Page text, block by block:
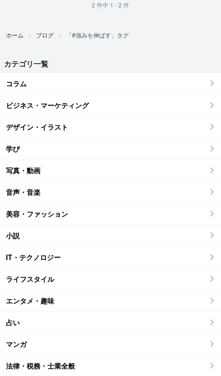
2 件中 1 - 2 件
ホーム ブログ 「#強みを伸ばす」タグ
カテゴリ一覧
コラム
ビジネス・マーケティング
デザイン・イラスト
学び
写真・動画
音声・音楽
美容・ファッション
小説
IT・テクノロジー
ライフスタイル
エンタメ・趣味
占い
マンガ
法律・税務・士業全般